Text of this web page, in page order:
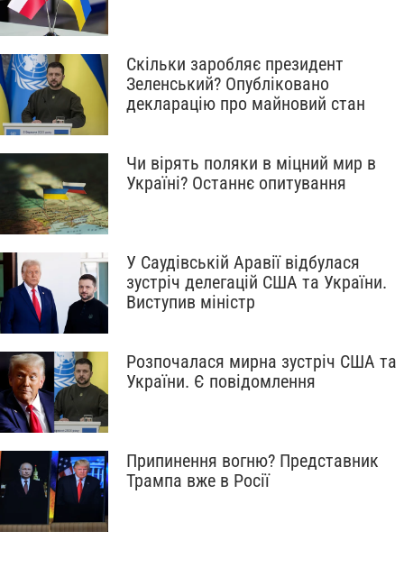
Скільки заробляє президент
Зеленський? Опубліковано
декларацію про майновий стан
Чи вірять поляки в міцний мир в
Україні? Останнє опитування
У Саудівській Аравії відбулася
зустріч делегацій США та України.
Виступив міністр
Розпочалася мирна зустріч США та
України. Є повідомлення
Припинення вогню? Представник
Трампа вже в Росії